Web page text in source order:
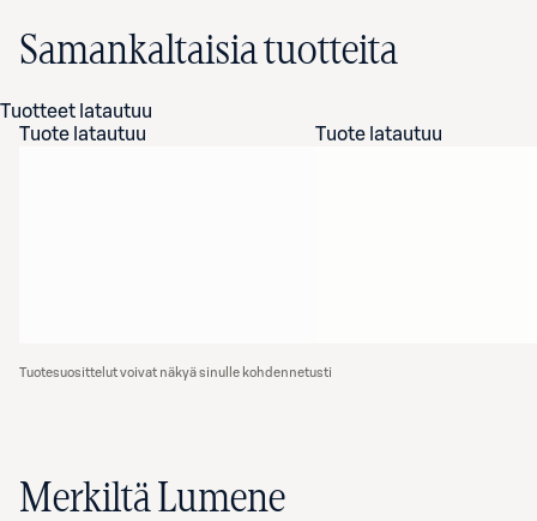
Samankaltaisia tuotteita
Tuotteet latautuu
Tuote latautuu
Tuote latautuu
Tuotesuosittelut voivat näkyä sinulle kohdennetusti
Merkiltä Lumene